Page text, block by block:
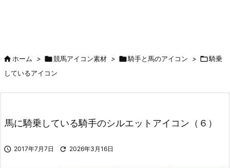
ホーム > 競馬アイコン素材 > 騎手と馬のアイコン > 騎乗
しているアイコン
馬に騎乗している騎手のシルエットアイコン（６）
 2017年7月7日  2026年3月16日